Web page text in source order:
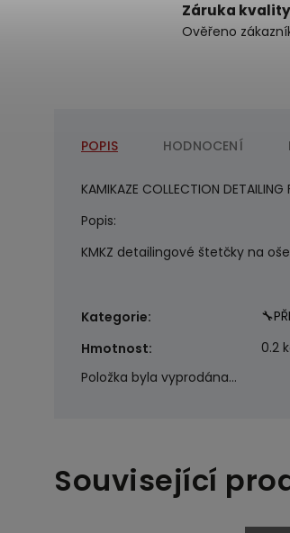
Záruka kvality
Ověřeno
POPIS HODNOCENÍ
KAMIKAZE COLLECTION
Popis:
KMKZ detailingové štetčky na
Kategorie:
Hmotnost:
0.2
Položka byla vyprodána…
Související